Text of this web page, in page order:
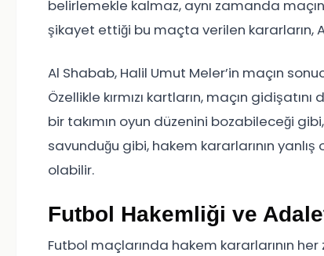
belirlemekle kalmaz, aynı zamanda
şikayet ettiği bu maçta verilen kararların,
Al Shabab, Halil Umut Meler’in maçın
Özellikle kırmızı kartların, maçın
bir takımın oyun düzenini bozabileceği
savunduğu gibi, hakem kararlarının
olabilir.
Futbol Hakemliği ve
Futbol maçlarında hakem kararlarının